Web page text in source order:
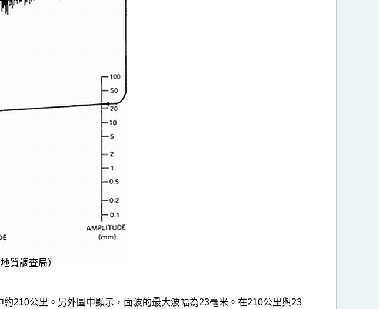
質調查局）
210公里。另外圖中顯示，面波的最大波幅為23毫米。在210公里與23